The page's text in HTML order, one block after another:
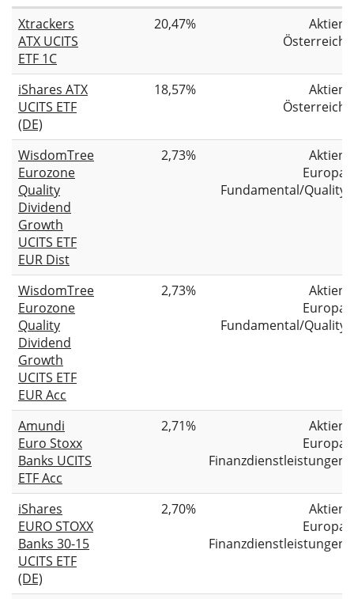
Xtrackers
ATX UCITS
ETF 1C
20,47%
Aktien
Österreich
iShares ATX
UCITS ETF
(DE)
18,57%
Aktien
Österreich
WisdomTree
Eurozone
Quality
Dividend
Growth
UCITS ETF
EUR Dist
2,73%
Aktien
Europa
Fundamental/Quality
WisdomTree
Eurozone
Quality
Dividend
Growth
UCITS ETF
EUR Acc
2,73%
Aktien
Europa
Fundamental/Quality
Amundi
Euro Stoxx
Banks UCITS
ETF Acc
2,71%
Aktien
Europa
Finanzdienstleistungen
iShares
EURO STOXX
Banks 30-15
UCITS ETF
(DE)
2,70%
Aktien
Europa
Finanzdienstleistungen